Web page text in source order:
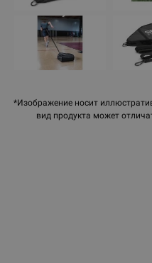
*Изображение носит
вид продукта может